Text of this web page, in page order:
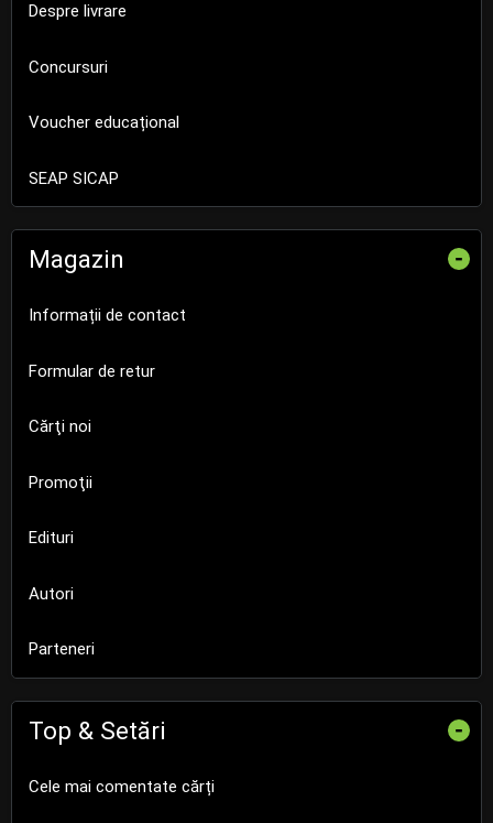
Despre livrare
Concursuri
Voucher educațional
SEAP SICAP
Magazin -
Informații de contact
Formular de retur
Cărţi noi
Promoţii
Edituri
Autori
Parteneri
Top & Setări -
Cele mai comentate cărți